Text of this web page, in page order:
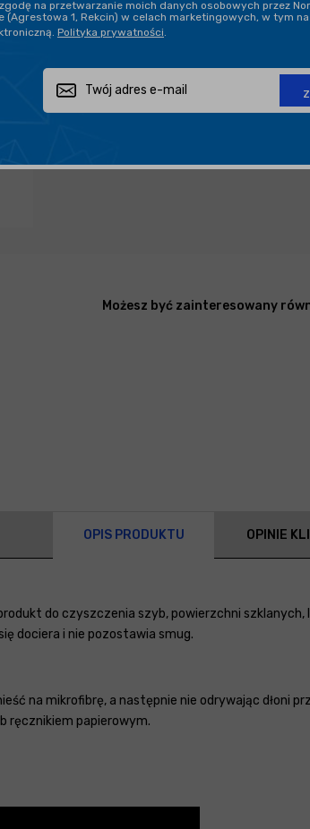
Zapytaj o produkt
Możesz być zainteresowany
OPIS PRODUKTU OPINIE
do czyszczenia szyb, powierzchni
dociera i nie pozostawia smug.
na mikrofibrę, a następnie nie odrywając dłoni
ręcznikiem papierowym.
na przetwarzanie moich danych osobowych przez
(Agrestowa 1, Rekcin) w celach marketingowych, w tym
Polityka prywatności